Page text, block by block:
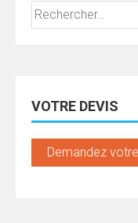
Rechercher :
VOTRE DEVIS
Demandez